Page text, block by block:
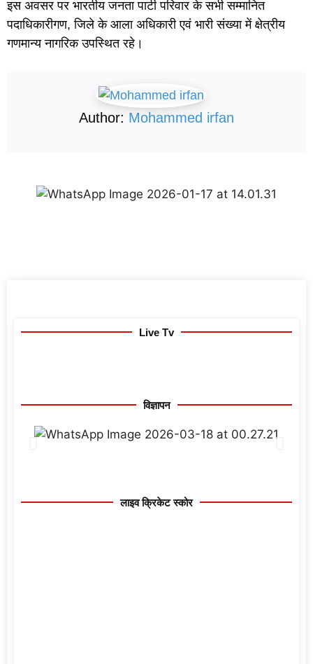
इस अवसर पर भारतीय जनता पार्टी परिवार के सभी सम्मानित
पदाधिकारीगण, जिले के आला अधिकारी एवं भारी संख्या में क्षेत्रीय
गणमान्य नागरिक उपस्थित रहे।
Author: Mohammed irfan
Live Tv
विज्ञापन
लाइव क्रिकेट स्कोर